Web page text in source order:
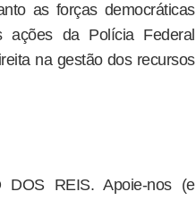
as forças democráticas
da Polícia Federal
na gestão dos recursos
DOS REIS. Apoie-nos (e